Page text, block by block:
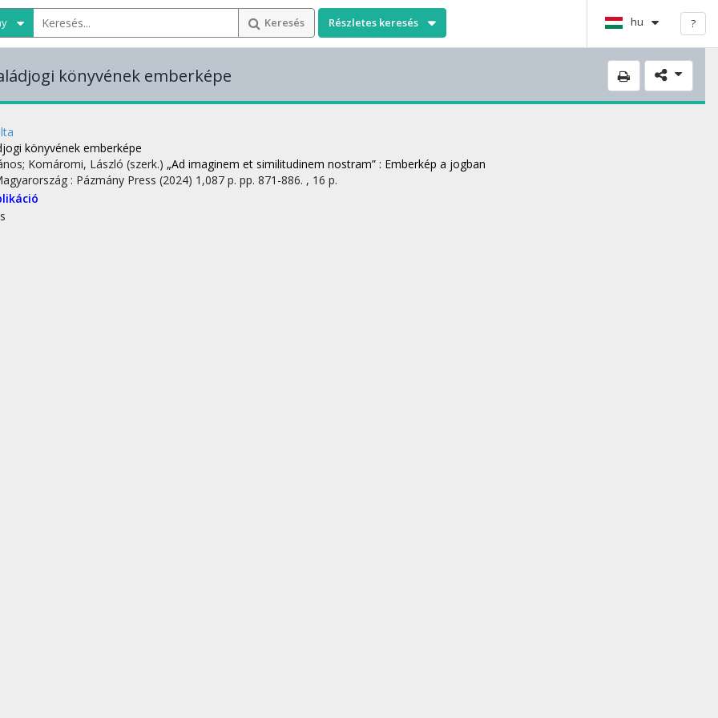
Keresés Részletes keresés hu ?
könyvének emberképe
könyvének emberképe
Komáromi, László (szerk.) „Ad imaginem et similitudinem nostram” : Emberkép a jogban
: Pázmány Press (2024) 1,087 p. pp. 871-886. , 16 p.